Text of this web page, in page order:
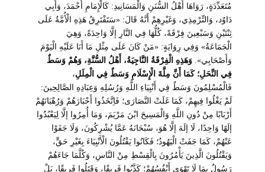
مُتَعَدِّدَةٍ، رَوَاهَا أَهْلُ السُّنَنِ وَالْمَسَانِيدِ: كَالْإِمَامِ أَحْمَدَ، وَأَبِي
دَاوُد، وَالتِّرْمِذِي، وَغَيْرِهِمْ أَنَّهُ قَالَ: «سَتَفْتَرِقُ هَذِهِ الْأُمَّةُ عَلَى
ثِنْتَيْنِ وَسَبْعِينَ فِرْقَةً، كُلُّهَا فِي النَّارِ إلَّا وَاحِدَةً، وَهِيَ
الْجَمَاعَةُ» وَفِي رِوَايَةٍ: «مَنْ كَانَ عَلَى مِثْلِ مَا أَنَا عَلَيْهِ الْيَوْمَ
وَأَصْحَابِي». وَهَذِهِ الْفِرْقَةُ النَّاجِيَةُ، أَهْلُ السُّنَّةِ، وَهُمْ وَسَطٌ
فِي النِّحَلِ؛ كَمَا أَنَّ مِلَّةَ الْإِسْلَامِ وَسَطٌ فِي الْمِلَلِ،
فَالْمُسْلِمُونَ وَسَطٌ فِي أَنْبِيَاءِ اللَّهِ وَرُسُلِهِ وَعِبَادِهِ الصَّالِحِينَ:
لَمْ يَغْلُوا فِيهِمْ، كَمَا غَلَتْ النَّصَارَى؛ فَاِتَّخَذُوا أَحْبَارَهُمْ وَرُهْبَانَهُمْ
أَرْبَابًا مِنْ دُونِ اللَّهِ وَالْمَسِيحَ ابْنَ مَرْيَمَ، وَمَا أُمِرُوا إلَّا لِيَعْبُدُوا
إلَهًا وَاحِدًا، لَا إلَهَ إلَّا هُوَ، سُبْحَانَهُ عَمَّا يُشْرِكُونَ، وَلَا جَفَوْا
عَنْهُمْ، كَمَا جَفَتْ الْيَهُودُ؛ فَكَانُوا يَقْتُلُونَ الْأَنْبِيَاءَ بِغَيْرِ حَقٍّ،
وَيَقْتُلُونَ الَّذِينَ يَأْمُرُونَ بِالْقِسْطِ مِنْ النَّاسِ، وَكُلَّمَا جَاءَهُمْ
رَسُولٌ بِمَا لَا تَهْوَى أَنْفُسُهُمْ؛ كَذَّبُوا فَرِيقًا، وَقَتَلُوا فَرِيقًا، بَلْ